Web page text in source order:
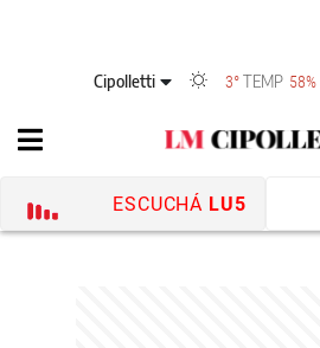
Cipolletti 3° TEMP 58%
ESCUCHÁ LU5